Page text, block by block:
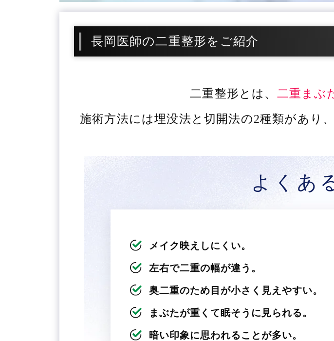
長岡医師の二重整形をご紹介
二重整形とは、 二重まぶ
施術方法には埋没法と切開法の2種類があり、
よくあ
メイク映えしにくい。
左右で二重の幅が違う。
奥二重のため目が小さく見えやすい。
まぶたが重くて眠そうに見られる。
暗い印象に思われることが多い。